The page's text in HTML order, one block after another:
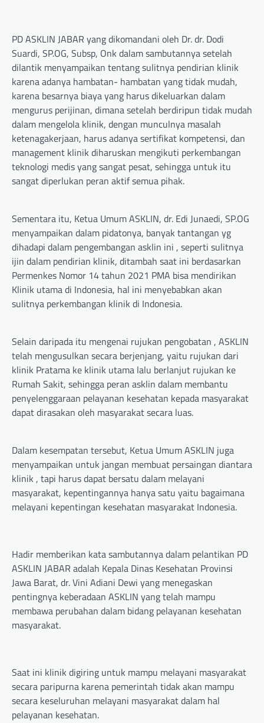
PD ASKLIN JABAR yang dikomandani oleh Dr. dr. Dodi
Suardi, SP.OG, Subsp, Onk dalam sambutannya setelah
dilantik menyampaikan tentang sulitnya pendirian klinik
karena adanya hambatan- hambatan yang tidak mudah,
karena besarnya biaya yang harus dikeluarkan dalam
mengurus perijinan, dimana setelah berdiripun tidak mudah
dalam mengelola klinik, dengan munculnya masalah
ketenagakerjaan, harus adanya sertifikat kompetensi, dan
management klinik diharuskan mengikuti perkembangan
teknologi medis yang sangat pesat, sehingga untuk itu
sangat diperlukan peran aktif semua pihak.
Sementara itu, Ketua Umum ASKLIN, dr. Edi Junaedi, SP.OG
menyampaikan dalam pidatonya, banyak tantangan yg
dihadapi dalam pengembangan asklin ini , seperti sulitnya
ijin dalam pendirian klinik, ditambah saat ini berdasarkan
Permenkes Nomor 14 tahun 2021 PMA bisa mendirikan
Klinik utama di Indonesia, hal ini menyebabkan akan
sulitnya perkembangan klinik di Indonesia.
Selain daripada itu mengenai rujukan pengobatan , ASKLIN
telah mengusulkan secara berjenjang, yaitu rujukan dari
klinik Pratama ke klinik utama lalu berlanjut rujukan ke
Rumah Sakit, sehingga peran asklin dalam membantu
penyelenggaraan pelayanan kesehatan kepada masyarakat
dapat dirasakan oleh masyarakat secara luas.
Dalam kesempatan tersebut, Ketua Umum ASKLIN juga
menyampaikan untuk jangan membuat persaingan diantara
klinik , tapi harus dapat bersatu dalam melayani
masyarakat, kepentingannya hanya satu yaitu bagaimana
melayani kepentingan kesehatan masyarakat Indonesia.
Hadir memberikan kata sambutannya dalam pelantikan PD
ASKLIN JABAR adalah Kepala Dinas Kesehatan Provinsi
Jawa Barat, dr. Vini Adiani Dewi yang menegaskan
pentingnya keberadaan ASKLIN yang telah mampu
membawa perubahan dalam bidang pelayanan kesehatan
masyarakat.
Saat ini klinik digiring untuk mampu melayani masyarakat
secara paripurna karena pemerintah tidak akan mampu
secara keseluruhan melayani masyarakat dalam hal
pelayanan kesehatan.